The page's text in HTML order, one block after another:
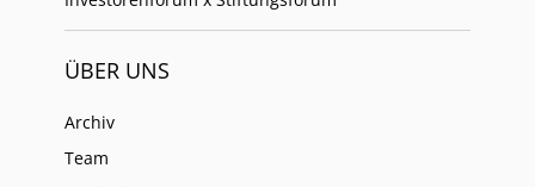
ÜBER UNS
Archiv
Team